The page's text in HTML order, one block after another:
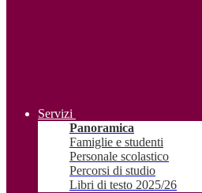
Servizi
Panoramica
Famiglie e studenti
Personale scolastico
Percorsi di studio
Libri di testo 2025/26